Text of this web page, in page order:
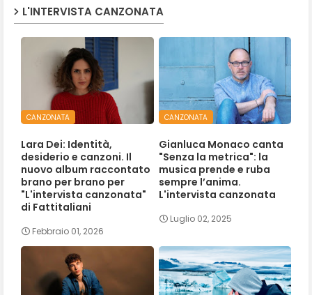
L'INTERVISTA CANZONATA
CANZONATA
Lara Dei: Identità,
desiderio e canzoni. Il
nuovo album raccontato
brano per brano per
"L'intervista canzonata"
di Fattitaliani
Febbraio 01, 2026
CANZONATA
Gianluca Monaco canta
"Senza la metrica": la
musica prende e ruba
sempre l’anima.
L'intervista canzonata
Luglio 02, 2025